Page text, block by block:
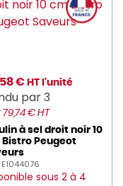
€ HT l'unité
par 3
79,74 € HT
à sel droit noir 10
Peugeot
E1044076
sous 2 à 4